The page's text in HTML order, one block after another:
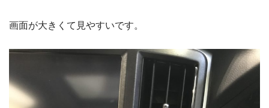
画面が大きくて見やすいです。